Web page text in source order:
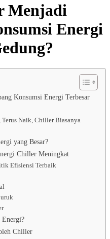
Menjadi
Energi
Konsumsi Energi Terbesar
Naik, Chiller Biasanya
yang Besar?
Chiller Meningkat
Efisiensi Terbaik
Energi?
Chiller